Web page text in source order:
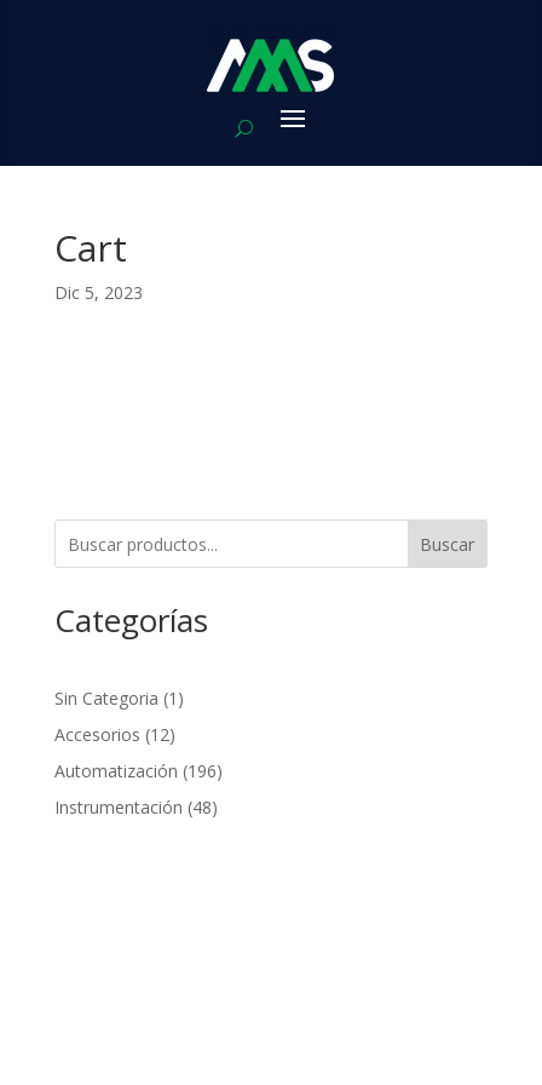
Cart
Dic 5, 2023
Buscar
Categorías
Sin Categoria 1 1
Accesorios 1212
productos
Automatización 196196
productos
Instrumentación 4848